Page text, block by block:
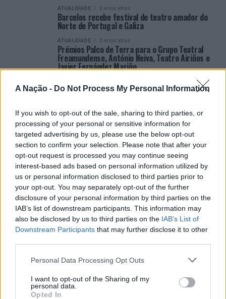
A Nação - Do Not Process My Personal Information
If you wish to opt-out of the sale, sharing to third parties, or
processing of your personal or sensitive information for
targeted advertising by us, please use the below opt-out
section to confirm your selection. Please note that after your
opt-out request is processed you may continue seeing
interest-based ads based on personal information utilized by
us or personal information disclosed to third parties prior to
your opt-out. You may separately opt-out of the further
disclosure of your personal information by third parties on the
IAB’s list of downstream participants. This information may
also be disclosed by us to third parties on the IAB’s List of
Downstream Participants that may further disclose it to other
Personal Data Processing Opt Outs
I want to opt-out of the Sharing of my
personal data.
Opted In
ATUALIDADE 3 anos atrás
Barcelos recebe festival de teatro amador do
Norte de Portugal e Galiza
ATUALIDADE 3 anos atrás
Prémios Palco de Terra para o Grupo Teatral
Freamundense, António Neiva, Teatro Airiños e
Javier Fernández Mariño
Barcelos: Balugães, palco do teatro amador do
ATUALIDADE 4 anos atrás
Barcelos: Festival de Teatro Amador do
Noroeste Peninsular está de volta a Balugães
ATUALIDADE 4 anos atrás
Barcelos: Prémio Palco de Terra para o Teatro
Escoitade e Manuel Ramos Costa
ARTIGOS RECENTES
Cinco projetos de Cascais finalistas em iniciativa europeia